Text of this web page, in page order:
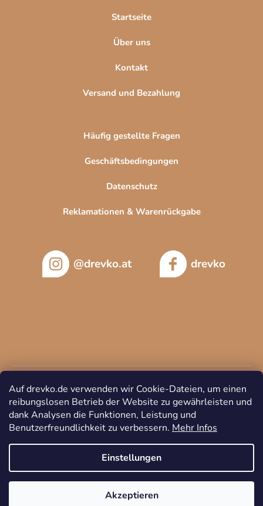
Auf drevko.de verwenden wir Cookie-Dateien, um einen
reibungslosen Betrieb der Website zu gewährleisten und
dank Analysen die Funktionen, Leistung und
Benutzerfreundlichkeit zu verbessern. Mehr Infos
Einstellungen
Akzeptieren
Startseite
Über uns
Kontakt
Versand und Bezahlung
Häufig gestellte Fragen
Geschäftsbedingungen
Datenschutz
Reklamationen & Warenrückgabe
@drevko.at drevko
Erstellt von Shoptet
Copyright 2026DREVKO. Alle Rechte vorbehalten.